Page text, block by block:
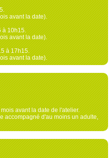
avant la date).
à 10h15.
avant la date).
à 17h15.
avant la date).
avant la date de l'atelier.
accompagné d'au moins un adulte,